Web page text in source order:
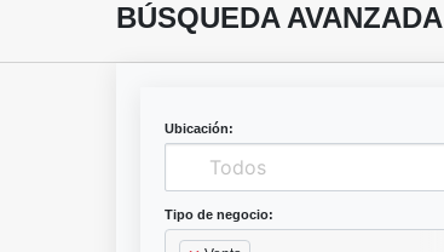
BÚSQUEDA AVANZADA
Ubicación:
Tipo de negocio: